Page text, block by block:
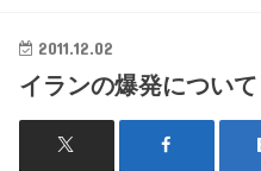
2011.12.02
イランの爆発について